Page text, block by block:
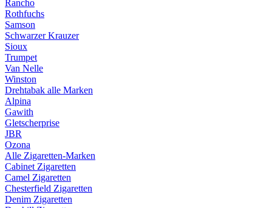
Rancho
Rothfuchs
Samson
Schwarzer Krauzer
Sioux
Trumpet
Van Nelle
Winston
Drehtabak alle Marken
Alpina
Gawith
Gletscherprise
JBR
Ozona
Alle Zigaretten-Marken
Cabinet Zigaretten
Camel Zigaretten
Chesterfield Zigaretten
Denim Zigaretten